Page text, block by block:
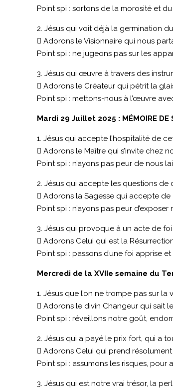
Point spi : sortons de la morosité et
2. Jésus qui voit déjà la germination
 Adorons le Visionnaire qui nous
Point spi : ne jugeons pas sur les
3. Jésus qui œuvre à travers des
 Adorons le Créateur qui pétrit la
Point spi : mettons-nous à l’œuvre
Mardi 29 Juillet 2025 : MÉMOIRE DE
1. Jésus qui accepte l’hospitalité de
 Adorons le Maître qui s’invite chez
Point spi : n’ayons pas peur de nous
2. Jésus qui accepte les questions
 Adorons la Sagesse qui accepte de
Point spi : n’ayons pas peur
3. Jésus qui provoque à un acte de
 Adorons Celui qui est la
Point spi : passons d’une foi apprise
Mercredi de la XVIIe semaine du
1. Jésus que l’on ne trompe pas sur
 Adorons le divin Changeur qui sait
Point spi : réveillons notre goût,
2. Jésus qui a payé le prix fort, qui a
 Adorons Celui qui prend
Point spi : assumons les risques,
3. Jésus qui est notre vrai trésor, la